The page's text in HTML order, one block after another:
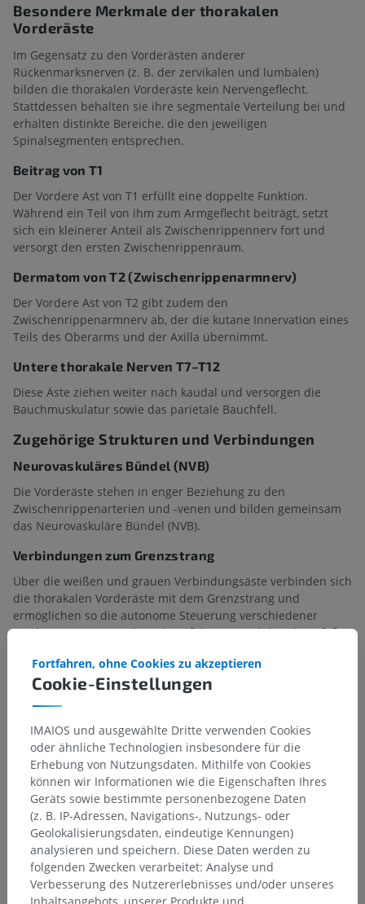
Besondere Merkmale der thorakalen
Vorderäste
Im Gegensatz zu den Vorderästen anderer
Rückenmarksnerven (z. B. der zervikalen und lumbalen)
bilden die thorakalen Vorderäste kein Nervengeflecht.
Stattdessen behalten sie ihre segmentale Verteilung bei und
erhalten distinkte Bereiche, die den jeweiligen
Spinalsegmenten entsprechen.
Beitrag von T1
Der Vordere Ast von T1 erfüllt eine doppelte Funktion.
Während ein Teil von ihm zum Armgeflecht beiträgt, setzt
sich ein kleinerer Anteil als Zwischenrippennerv fort und
versorgt den ersten Zwischenrippenraum.
Dermatom von T2 (Zwischenrippenarmnerv)
Der Vordere Ast von T2 gibt zudem den
Zwischenrippenarmnerv ab, der die kutane Innervation eines
Teils des Oberarms und der Axilla übernimmt.
Untere thorakale Nerven T7–T12
Diese Äste ziehen weiter nach kaudal und versorgen die
Bauchmuskulatur sowie das parietale Bauchfell.
Zugehörige Strukturen und Verbindungen
Neurovaskuläres Bündel (NVB)
Die Vorderäste stehen in enger Beziehung zu den
Zwischenrippenarterien und -venen und bilden gemeinsam
das Neurovaskuläre Bündel (NVB).
Verbindungen zum Grenzstrang
Über die weißen und grauen Verbindungsäste verbinden sich
die thorakalen Vorderäste mit dem Grenzstrang und
ermöglichen so die autonome Steuerung verschiedener
Strukturen, wie etwa der Schweißdrüsen und der Blutgefäße
Stimmt diese Übersetzung nicht ganz?
Galerie
Cookie-Einstellungen
Fortfahren, ohne Cookies zu akzeptieren
IMAIOS und ausgewählte Dritte verwenden Cookies
oder ähnliche Technologien insbesondere für die
Erhebung von Nutzungsdaten. Mithilfe von Cookies
können wir Informationen wie die Eigenschaften Ihres
Geräts sowie bestimmte personenbezogene Daten
(z. B. IP-Adressen, Navigations-, Nutzungs- oder
Geolokalisierungsdaten, eindeutige Kennungen)
analysieren und speichern. Diese Daten werden zu
folgenden Zwecken verarbeitet: Analyse und
Verbesserung des Nutzererlebnisses und/oder unseres